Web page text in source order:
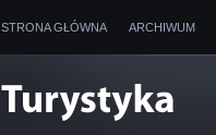
STRONA GŁÓWNA ARCHIWUM